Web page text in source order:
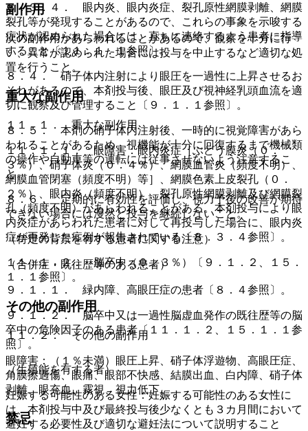
８．３．４． 眼内炎、眼内炎症、裂孔原性網膜剥離、網膜
裂孔等が発現することがあるので、これらの事象を示唆する
症状が認められた場合には、直ちに連絡するよう患者に指導
すること〔１１．１．１参照〕。
８．４． 硝子体内注射により眼圧を一過性に上昇させるお
それがあるので、本剤投与後、眼圧及び視神経乳頭血流を適
切に観察及び管理すること〔９．１．１参照〕。
８．５． 本剤の硝子体内注射後、一時的に視覚障害があら
われることがあるため、視機能が十分に回復するまで機械類
の操作や自動車等の運転には従事させないよう注意するこ
と。
８．６． 定期的に有効性を評価し、視力予後の改善が期待
できない場合には漫然と投与を継続しないこと。
（特定の背景を有する患者に関する注意）
（合併症・既往歴等のある患者）
９．１．１． 緑内障、高眼圧症の患者〔８．４参照〕。
９．１．２． 脳卒中又は一過性脳虚血発作の既往歴等の脳
卒中の危険因子のある患者〔１１．１．２、１５．１．１参
照〕。
（生殖能を有する者）
妊娠する可能性のある女性：妊娠する可能性のある女性に
は、本剤投与中及び最終投与後少なくとも３カ月間において
避妊する必要性及び適切な避妊法について説明すること
副作用
次の副作用があらわれることがあるので、観察を十分に行
い、異常が認められた場合には投与を中止するなど適切な処
置を行うこと。
重大な副作用
１１．１． 重大な副作用
１１．１．１． 眼障害：眼内炎症［ぶどう膜炎（０．
３％）、硝子体炎（０．４％）、網膜血管炎（頻度不明）、
網膜血管閉塞（頻度不明）等］、網膜色素上皮裂孔（０．
２％）、眼内炎（頻度不明）、裂孔原性網膜剥離及び網膜裂
孔（頻度不明）があらわれることがある。本剤投与により眼
内炎症があらわれた患者に対して再投与した場合に、眼内炎
症が再発した症例が報告されている〔８．３．４参照〕。
１１．１．２． 脳卒中（０．３％）〔９．１．２、１５．
１．１参照〕。
その他の副作用
１１．２． その他の副作用
眼障害：（１％未満）眼圧上昇、硝子体浮遊物、高眼圧症、
角膜擦過傷、眼痛、眼部不快感、結膜出血、白内障、硝子体
剥離、眼充血、霧視、視力低下。
禁忌